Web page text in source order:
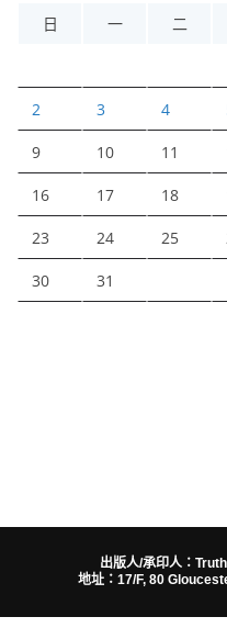
日
一 二
2 3 4
9 10 11
16 17 18
23 24 25
30 31
出版人/承印人：
地址：17/F, 80